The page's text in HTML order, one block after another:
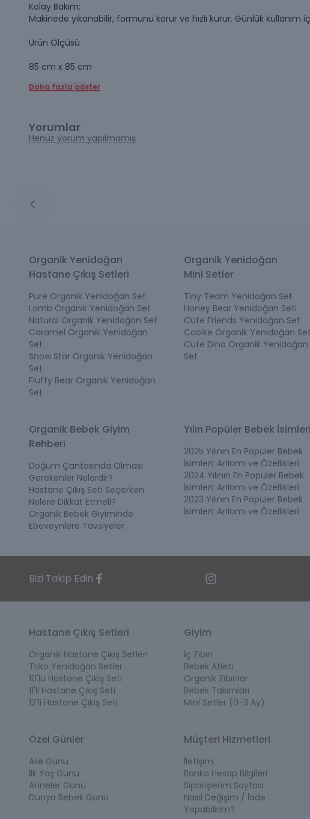
Kolay Bakım:
Makinede yıkanabilir, formunu korur ve hızlı kurur. Günlük kullanım
Ürün Ölçüsü
85 cm x 85 cm
Daha fazla göster
Yorumlar
Henüz yorum yapılmamış
Organik Yenidoğan
Hastane Çıkış Setleri
Pure Organik Yenidoğan Set
Lamb Organik Yenidoğan Set
Natural Organik Yenidoğan Set
Caramel Organik Yenidoğan
Set
Snow Star Organik Yenidoğan
Set
Fluffy Bear Organik Yenidoğan
Set
Organik Yenidoğan
Mini Setler
Tiny Team Yenidoğan Set
Honey Bear Yenidoğan Seti
Cute Friends Yenidoğan Set
Cooike Organik Yenidoğan Set
Cute Dino Organik Yenidoğan
Set
Organik Bebek Giyim
Rehberi
Doğum Çantasında Olması
Gerekenler Nelerdir?
Hastane Çıkış Seti Seçerken
Nelere Dikkat Etmeli?
Organik Bebek Giyiminde
Ebeveynlere Tavsiyeler
Yılın Popüler Bebek İsimleri
2025 Yılının En Popüler Bebek
İsimleri: Anlamı ve Özellikleri
2024 Yılının En Popüler Bebek
İsimleri: Anlamı ve Özellikleri
2023 Yılının En Popüler Bebek
İsimleri: Anlamı ve Özellikleri
Bizi Takip Edin
Hastane Çıkış Setleri
Organik Hastane Çıkış Setleri
Triko Yenidoğan Setler
10'lu Hastane Çıkış Seti
11'li Hastane Çıkış Seti
12'li Hastane Çıkış Seti
Giyim
İç Zıbın
Bebek Atleti
Organik Zıbınlar
Bebek Takımları
Mini Setler (0-3 Ay)
Özel Günler
Aile Günü
İlk Yaş Günü
Anneler Günü
Dünya Bebek Günü
Müşteri Hizmetleri
İletişim
Banka Hesap Bilgileri
Siparişlerim Sayfası
Nasıl Değişim / İade
Yapabilirim?